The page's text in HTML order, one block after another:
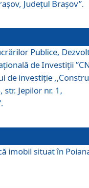
Județul Brașov”.
Publice,
de Investiţii
de investiție
str. Jepilor nr. 1,
imobil situat în